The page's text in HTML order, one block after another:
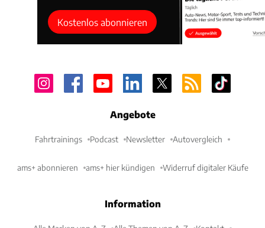
Kostenlos abonnieren
Angebote
Fahrtrainings Podcast Newsletter Autovergleich
ams+ abonnieren ams+ hier kündigen Widerruf digitaler Käufe
Information